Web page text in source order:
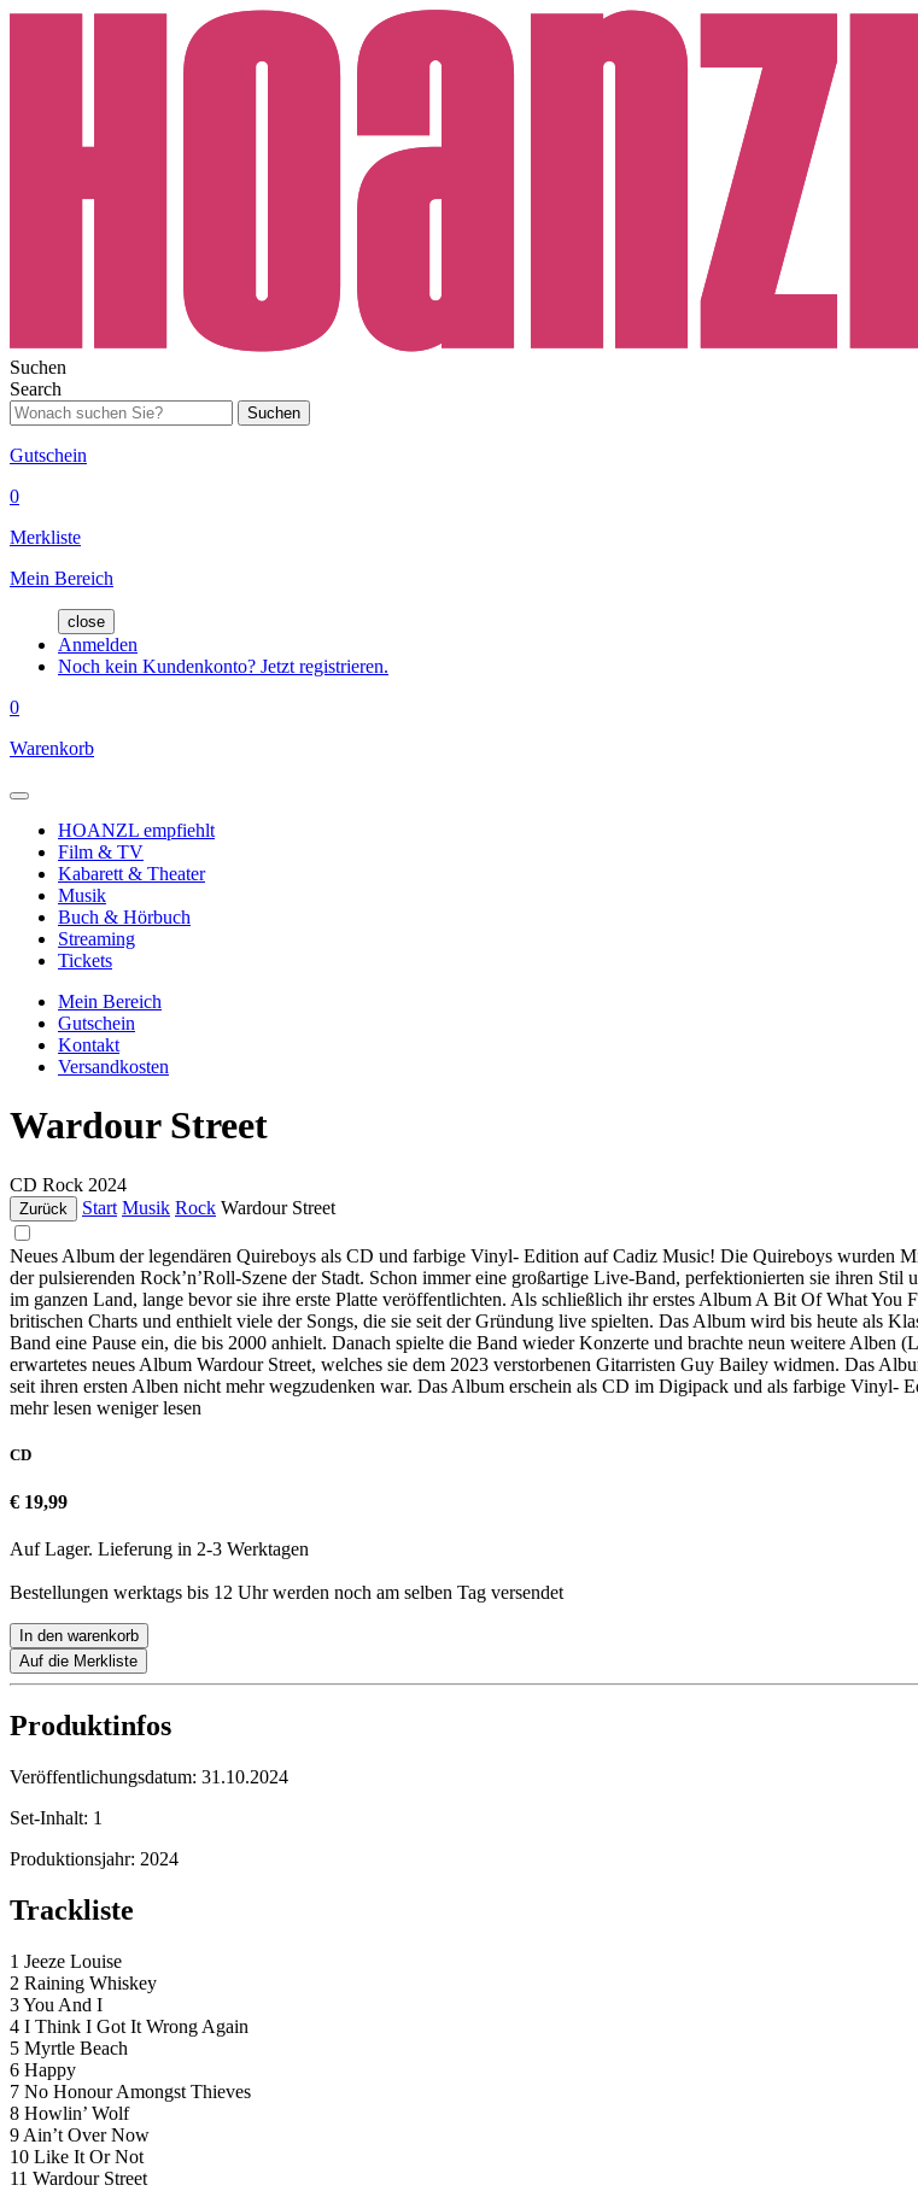
Suchen
Search
Suchen
Gutschein
0
Merkliste
Mein Bereich
close
Anmelden
Noch kein Kundenkonto? Jetzt registrieren.
0
Warenkorb
HOANZL empfiehlt
Film & TV
Kabarett & Theater
Musik
Buch & Hörbuch
Streaming
Tickets
Mein Bereich
Gutschein
Kontakt
Versandkosten
Wardour Street
CD Rock 2024
Zurück Start Musik Rock Wardour Street
Neues Album der legendären Quireboys als CD und farbige Vinyl- Edition auf Cadiz Music! Die Quireboys wurden
der pulsierenden Rock’n’Roll-Szene der Stadt. Schon immer eine großartige Live-Band, perfektionierten sie ihren
im ganzen Land, lange bevor sie ihre erste Platte veröffentlichten. Als schließlich ihr erstes Album A Bit Of What You
britischen Charts und enthielt viele der Songs, die sie seit der Gründung live spielten. Das Album wird bis heute als
Band eine Pause ein, die bis 2000 anhielt. Danach spielte die Band wieder Konzerte und brachte neun weitere
erwartetes neues Album Wardour Street, welches sie dem 2023 verstorbenen Gitarristen Guy Bailey widmen. Das
seit ihren ersten Alben nicht mehr wegzudenken war. Das Album erschein als CD im Digipack und als farbige Vinyl-
mehr lesen weniger lesen
CD
€ 19,99
Auf Lager. Lieferung in 2-3 Werktagen
Bestellungen werktags bis 12 Uhr werden noch am selben Tag versendet
In den warenkorb
Auf die Merkliste
Produktinfos
Veröffentlichungsdatum: 31.10.2024
Set-Inhalt: 1
Produktionsjahr: 2024
Trackliste
1 Jeeze Louise
2 Raining Whiskey
3 You And I
4 I Think I Got It Wrong Again
5 Myrtle Beach
6 Happy
7 No Honour Amongst Thieves
8 Howlin’ Wolf
9 Ain’t Over Now
10 Like It Or Not
11 Wardour Street